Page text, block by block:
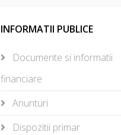
INFORMATII PUBLICE
Documente si informatii
financiare
Anunturi
Dispozitii primar